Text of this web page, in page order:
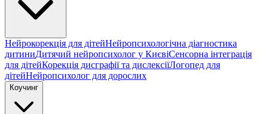
Нейрокорекція для дітейНейропсихологічна діагностика
дитиниДитячий нейропсихолог у КиєвіСенсорна інтеграція
для дітейКорекція дисграфії та дислексіїЛогопед для
дітейНейропсихолог для дорослих
Коучинг